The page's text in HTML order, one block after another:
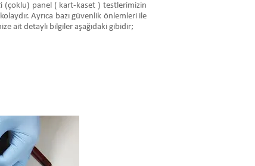
(çoklu) panel ( kart-kaset ) testlerimizin
Ayrıca bazı güvenlik önlemleri ile
ait detaylı bilgiler aşağıdaki gibidir;